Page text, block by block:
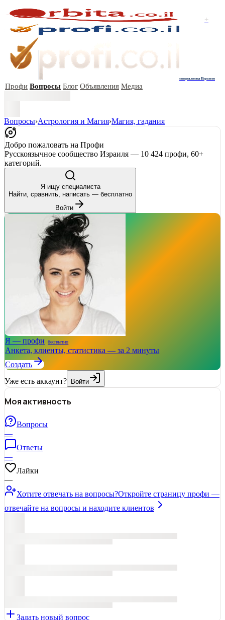
+
специалисты Израиля
Профи Вопросы Блог Объявления Медиа
Вопросы›Астрология и Магия›Магия, гадания
Добро пожаловать на Профи
Русскоязычное сообщество Израиля — 10 424 профи, 60+
категорий.
Я ищу специалиста
Найти, сравнить, написать — бесплатно
Войти
Я — профи бесплатно
Анкета, клиенты, статистика — за 2 минуты
Создать
Уже есть аккаунт? Войти
Моя активность
Вопросы
—
Ответы
—
Лайки
—
Хотите отвечать на вопросы?Откройте страницу профи —
отвечайте на вопросы и находите клиентов
Задать новый вопрос